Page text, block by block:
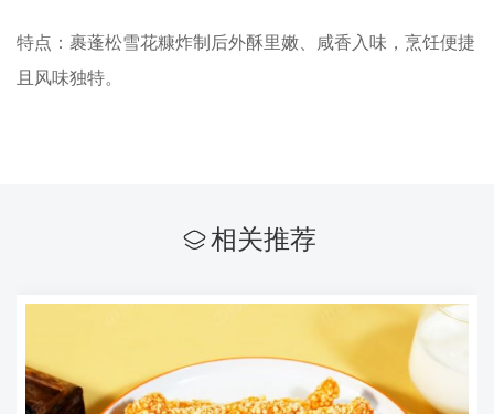
特点：裹蓬松雪花糠炸制后外酥里嫩、咸香入味，烹饪便捷
且风味独特。
相关推荐